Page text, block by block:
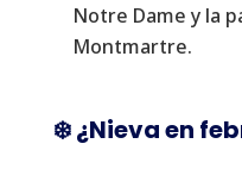
Notre Dame y la
Montmartre.
❄️ ¿Nieva en